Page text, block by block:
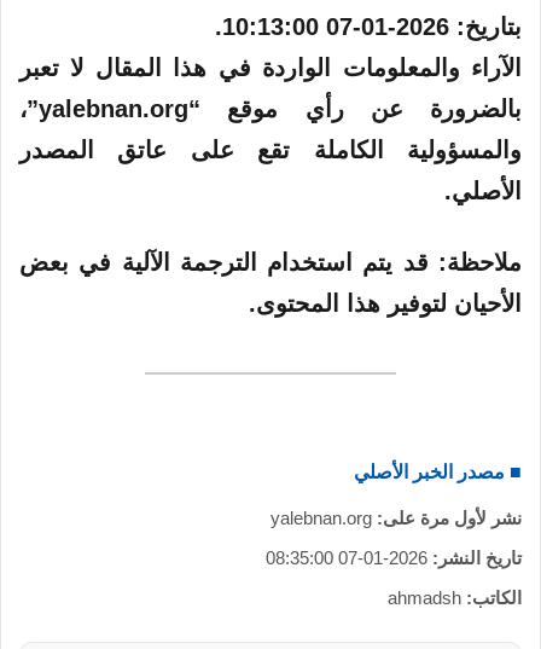
بتاريخ: 2026-01-07 10:13:00
.
الآراء والمعلومات الواردة في هذا المقال لا تعبر
بالضرورة عن رأي موقع “yalebnan.org”،
والمسؤولية الكاملة تقع على عاتق المصدر
الأصلي.
ملاحظة: قد يتم استخدام الترجمة الآلية في بعض
الأحيان لتوفير هذا المحتوى.
■ مصدر الخبر الأصلي
نشر لأول مرة على: yalebnan.org
تاريخ النشر: 2026-01-07 08:35:00
الكاتب: ahmadsh